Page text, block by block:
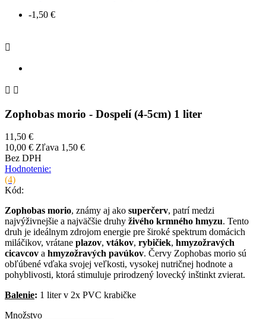
-1,50 €

 
Zophobas morio - Dospelí (4-5cm) 1 liter
11,50 €
10,00 € Zľava 1,50 €
Bez DPH
Hodnotenie:
(4)
Kód:
Zophobas morio, známy aj ako superčerv, patrí medzi
najvýživnejšie a najväčšie druhy živého krmného hmyzu. Tento
druh je ideálnym zdrojom energie pre široké spektrum domácich
miláčikov, vrátane plazov, vtákov, rybičiek, hmyzožravých
cicavcov a hmyzožravých pavúkov. Červy Zophobas morio sú
obľúbené vďaka svojej veľkosti, vysokej nutričnej hodnote a
pohyblivosti, ktorá stimuluje prirodzený lovecký inštinkt zvierat.
Balenie: 1 liter v 2x PVC krabičke
Množstvo